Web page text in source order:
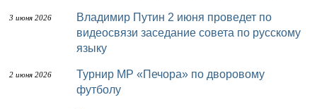
3 июня 2026
Владимир Путин 2 июня проведет по
видеосвязи заседание совета по русскому
языку
2 июня 2026
Турнир МР «Печора» по дворовому
футболу